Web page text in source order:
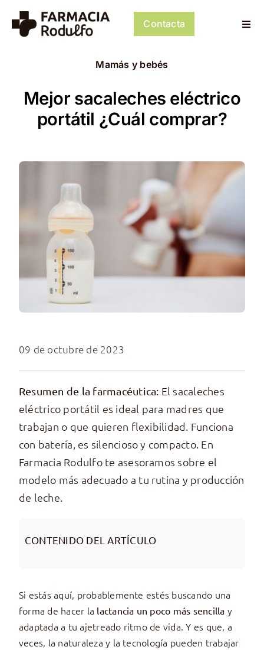
contenido
Psiconeuroinmunología
Dermocosmética
Servicios
Tienda
Mi cuenta
Contacta
Mamás y bebés
Mejor sacaleches eléctrico
portátil ¿Cuál comprar?
09 de octubre de 2023
Resumen de la farmacéutica: El sacaleches
eléctrico portátil es ideal para madres que
trabajan o que quieren flexibilidad. Funciona
con batería, es silencioso y compacto. En
Farmacia Rodulfo te asesoramos sobre el
modelo más adecuado a tu rutina y producción
de leche.
CONTENIDO DEL ARTÍCULO
Si estás aquí, probablemente estés buscando una
forma de hacer la lactancia un poco más sencilla y
adaptada a tu ajetreado ritmo de vida. Y es que, a
veces, la naturaleza y la tecnología pueden trabajar